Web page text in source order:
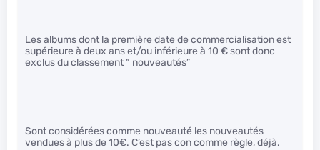
Les albums dont la première date de commercialisation est
supérieure à deux ans et/ou inférieure à 10 € sont donc
exclus du classement “ nouveautés”
Sont considérées comme nouveauté les nouveautés
vendues à plus de 10€. C’est pas con comme règle, déjà.